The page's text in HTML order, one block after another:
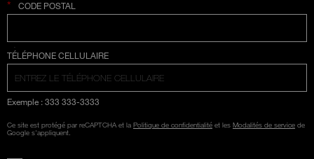
* CODE POSTAL
SÉLECTION COUNTRY
TÉLÉPHONE CELLULAIRE
Exemple : 333 333-3333
Ce site est protégé par reCAPTCHA et la Politique de confidentialité et les Modalités de service de
Google s'appliquent.